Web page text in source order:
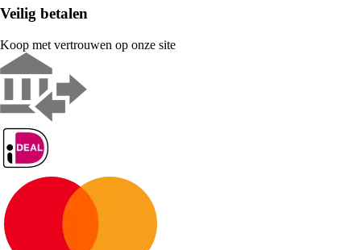
Veilig betalen
Koop met vertrouwen op onze site